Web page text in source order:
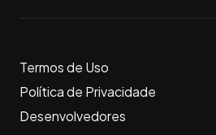
Termos de Uso
Política de Privacidade
Desenvolvedores